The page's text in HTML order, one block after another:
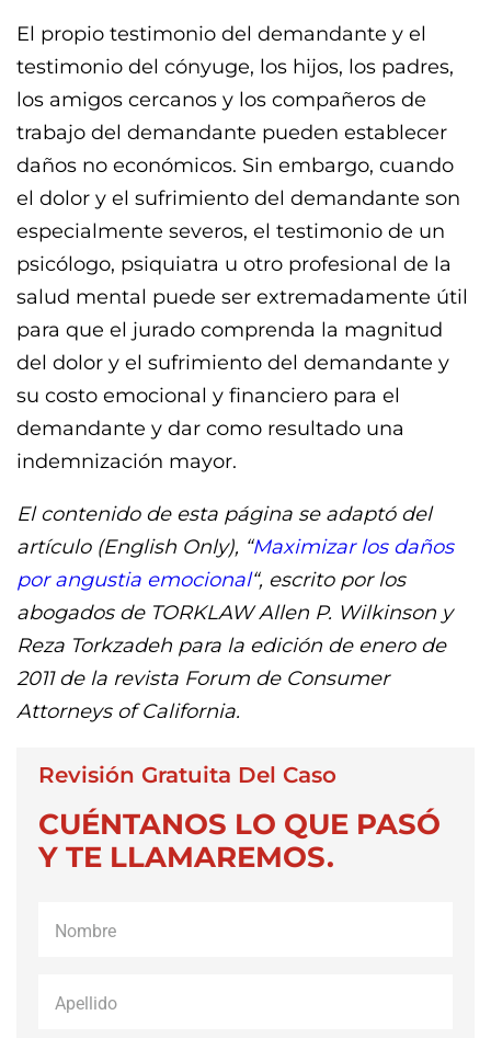
El propio testimonio del demandante y el
testimonio del cónyuge, los hijos, los padres,
los amigos cercanos y los compañeros de
trabajo del demandante pueden establecer
daños no económicos. Sin embargo, cuando
el dolor y el sufrimiento del demandante son
especialmente severos, el testimonio de un
psicólogo, psiquiatra u otro profesional de la
salud mental puede ser extremadamente útil
para que el jurado comprenda la magnitud
del dolor y el sufrimiento del demandante y
su costo emocional y financiero para el
demandante y dar como resultado una
indemnización mayor.
El contenido de esta página se adaptó del
artículo (English Only), “Maximizar los daños
por angustia emocional“, escrito por los
abogados de TORKLAW Allen P. Wilkinson y
Reza Torkzadeh para la edición de enero de
2011 de la revista Forum de Consumer
Attorneys of California.
Revisión Gratuita Del Caso
CUÉNTANOS LO QUE PASÓ
Y TE LLAMAREMOS.